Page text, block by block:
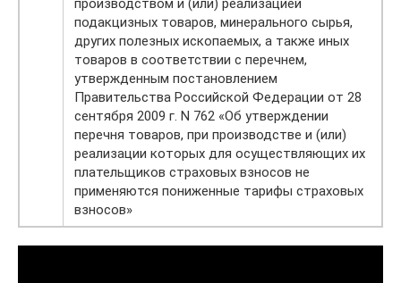
производством и (или) реализацией
подакцизных товаров, минерального сырья,
других полезных ископаемых, а также иных
товаров в соответствии с перечнем,
утвержденным постановлением
Правительства Российской Федерации от 28
сентября 2009 г. N 762 «Об утверждении
перечня товаров, при производстве и (или)
реализации которых для осуществляющих их
плательщиков страховых взносов не
применяются пониженные тарифы страховых
взносов»